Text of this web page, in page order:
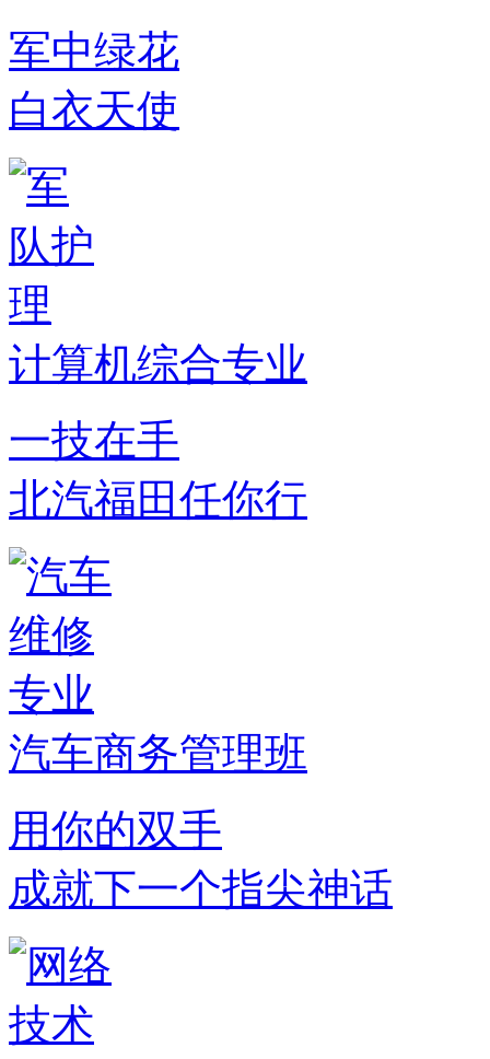
军中绿花
白衣天使
计算机综合专业
一技在手
北汽福田任你行
汽车商务管理班
用你的双手
成就下一个指尖神话